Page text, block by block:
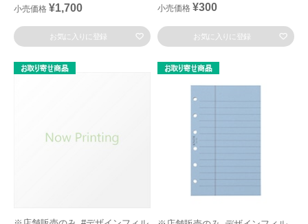
小売価格 ¥1,700
お気に入りに登録
小売価格 ¥300
お気に入りに登録